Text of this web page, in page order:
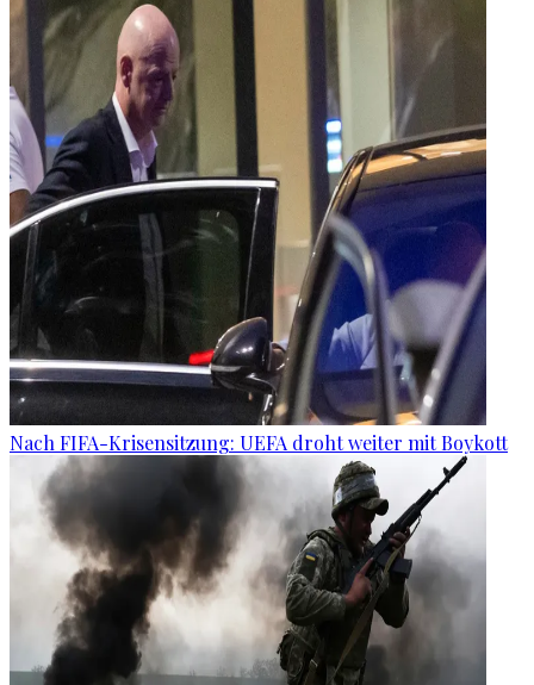
Nach FIFA-Krisensitzung: UEFA droht weiter mit Boykott